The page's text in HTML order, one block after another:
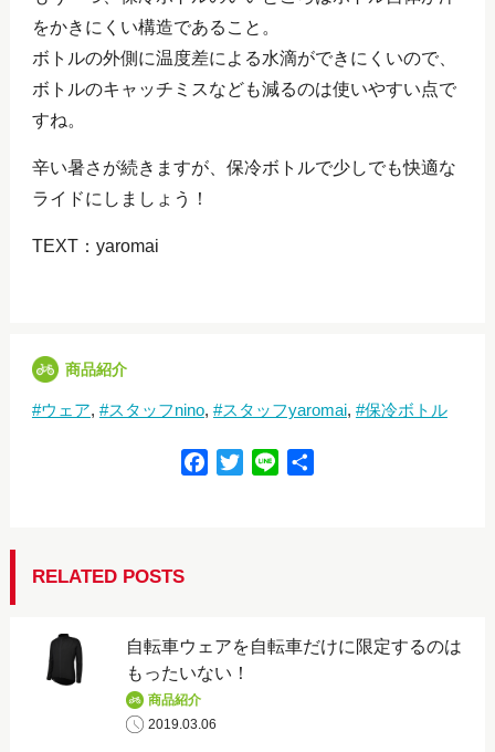
をかきにくい構造であること。
ボトルの外側に温度差による水滴ができにくいので、
ボトルのキャッチミスなども減るのは使いやすい点で
すね。
辛い暑さが続きますが、保冷ボトルで少しでも快適な
ライドにしましょう！
TEXT：yaromai
商品紹介
ウェア スタッフnino スタッフyaromai 保冷ボトル
k
RELATED POSTS
自転車ウェアを自転車だけに限定するのは
もったいない！
商品紹介
2019.03.06